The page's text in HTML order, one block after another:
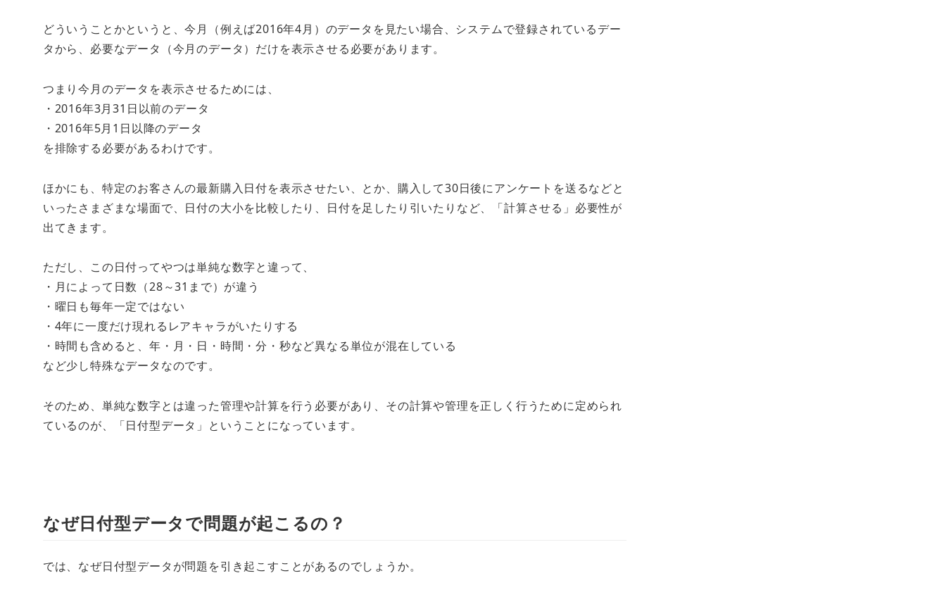
どういうことかというと、今月（例えば2016年4月）のデータを見たい場合、システムで登録されているデー
タから、必要なデータ（今月のデータ）だけを表示させる必要があります。
つまり今月のデータを表示させるためには、
・2016年3月31日以前のデータ
・2016年5月1日以降のデータ
を排除する必要があるわけです。
ほかにも、特定のお客さんの最新購入日付を表示させたい、とか、購入して30日後にアンケートを送るなどと
いったさまざまな場面で、日付の大小を比較したり、日付を足したり引いたりなど、「計算させる」必要性が
出てきます。
ただし、この日付ってやつは単純な数字と違って、
・月によって日数（28～31まで）が違う
・曜日も毎年一定ではない
・4年に一度だけ現れるレアキャラがいたりする
・時間も含めると、年・月・日・時間・分・秒など異なる単位が混在している
など少し特殊なデータなのです。
そのため、単純な数字とは違った管理や計算を行う必要があり、その計算や管理を正しく行うために定められ
ているのが、「日付型データ」ということになっています。
なぜ日付型データで問題が起こるの？
では、なぜ日付型データが問題を引き起こすことがあるのでしょうか。